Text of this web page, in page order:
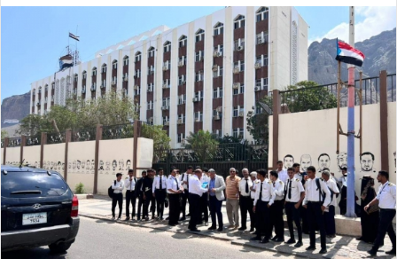
ل
ى
X
ر
ي
د
ا
إ
ل
ك
ت
ر
و
ن
ي